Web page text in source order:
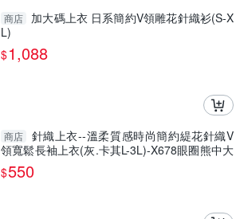
商店
加大碼上衣 日系簡約V領雕花針織衫(S-X
L)
$1,088
商店
針織上衣--溫柔質感時尚簡約緹花針織V
領寬鬆長袖上衣(灰.卡其L-3L)-X678眼圈熊中大
尺碼
$550